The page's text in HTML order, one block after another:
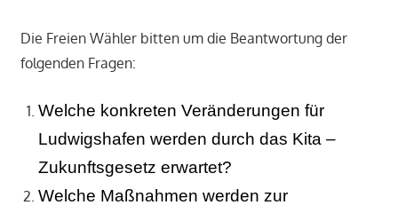
Die Freien Wähler bitten um die Beantwortung der
folgenden Fragen:
Welche konkreten Veränderungen für
Ludwigshafen werden durch das Kita –
Zukunftsgesetz erwartet?
Welche Maßnahmen werden zur